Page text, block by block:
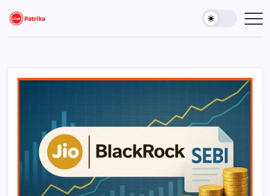
content
Live
Patrika
Breaking
Latest